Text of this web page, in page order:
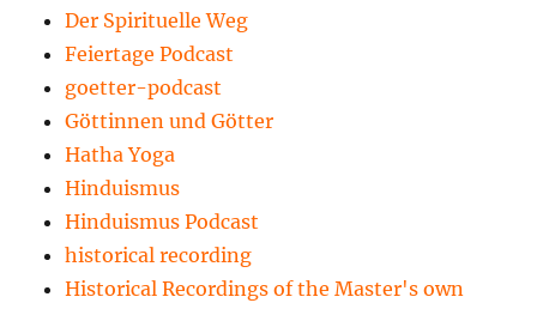
Der Spirituelle Weg
Feiertage Podcast
goetter-podcast
Göttinnen und Götter
Hatha Yoga
Hinduismus
Hinduismus Podcast
historical recording
Historical Recordings of the Master's own